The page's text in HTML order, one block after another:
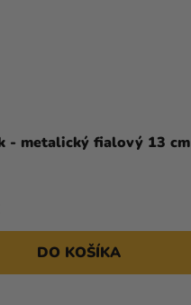
- metalický fialový 13 cm
DO KOŠÍKA